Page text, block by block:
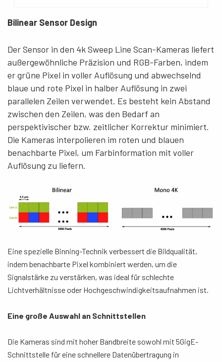
Bilinear Sensor Design
Der Sensor in den 4k Sweep Line Scan-Kameras liefert
außergewöhnliche Präzision und RGB-Farben, indem
er grüne Pixel in voller Auflösung und abwechselnd
blaue und rote Pixel in halber Auflösung in zwei
parallelen Zeilen verwendet. Es besteht kein Abstand
zwischen den Zeilen, was den Bedarf an
perspektivischer bzw. zeitlicher Korrektur minimiert.
Die Kameras interpolieren im roten und blauen
benachbarte Pixel, um Farbinformation mit voller
Auflösung zu liefern.
Eine spezielle Binning-Technik verbessert die Bildqualität,
indem benachbarte Pixel kombiniert werden, um die
Signalstärke zu verstärken, was ideal für schlechte
Lichtverhältnisse oder Hochgeschwindigkeitsaufnahmen ist.
Eine große Auswahl an Schnittstellen
Die Kameras sind mit hoher Bandbreite sowohl mit 5GigE-
Schnittstelle für eine schnellere Datenübertragung in